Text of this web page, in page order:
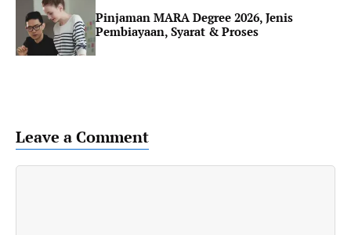
Pinjaman MARA Degree 2026, Jenis
Pembiayaan, Syarat & Proses
Leave a Comment